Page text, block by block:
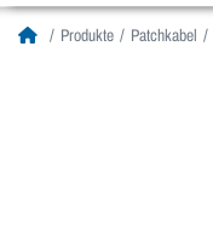
Produkte Patchkabel